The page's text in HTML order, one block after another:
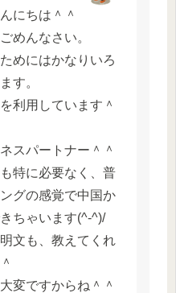
にちは＾＾
めんなさい。
めにはかなりいろ
す。
利用しています＾
スパートナー＾＾
特に必要なく、普
グの感覚で中国か
ちゃいます(^-^)/
文も、教えてくれ
変ですからね＾＾